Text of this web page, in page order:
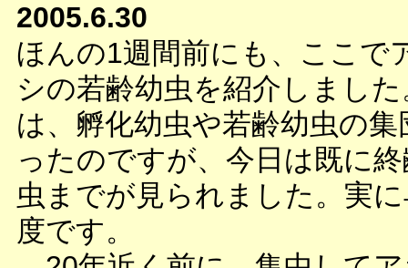
2005.6.30
ほんの1週間前にも、ここで
シの若齢幼虫を紹介しまし
は、孵化幼虫や若齢幼虫の
ったのですが、今日は既に
虫までが見られました。実
度です。